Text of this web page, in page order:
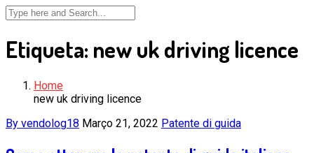
Etiqueta: new uk driving licence
Home
new uk driving licence
By vendolog18 Março 21, 2022 Patente di guida